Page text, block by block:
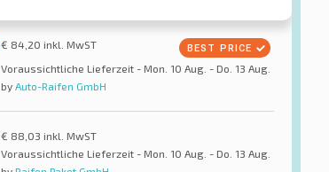
€ 84,20 inkl. MwST
Voraussichtliche Lieferzeit - Mon. 10 Aug. - Do. 13 Aug.
by Auto-Raifen GmbH
€ 88,03 inkl. MwST
Voraussichtliche Lieferzeit - Mon. 10 Aug. - Do. 13 Aug.